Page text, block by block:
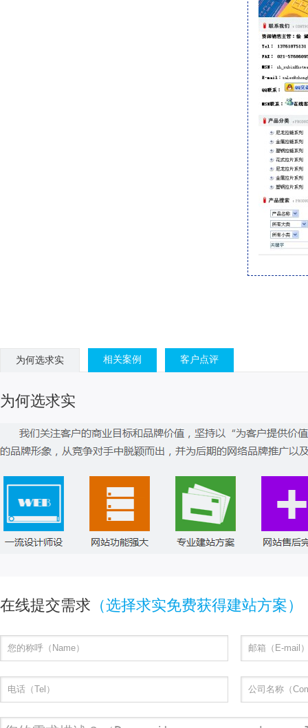
为何选求实 相关案例 客户点评
为何选求实
在线提交需求 （选择求实免费获得建站方案）